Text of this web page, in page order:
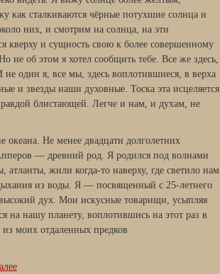
сталкиваются чёрные потухшие солнца и
них, и смотрим на солнца, на эти
кверху и сущность свою к более совершенному
не об этом я хотел сообщить тебе. Все же здесь,
не один я, все мы, здесь воплотившиеся, в верха
и звезды наши духовные. Тоска эта исцеляется
блистающей. Легче и нам, и духам, не
Не менее двадцати долголетних
— древний род. Я родился под волнами
жили когда-то наверху, где светило нам
из воды. Я — посвященный с 25-летнего
дух. Мои искусные товарищи, усыпляя
на нашу планету, воплотившись на этот раз в
моих отдаленных предков